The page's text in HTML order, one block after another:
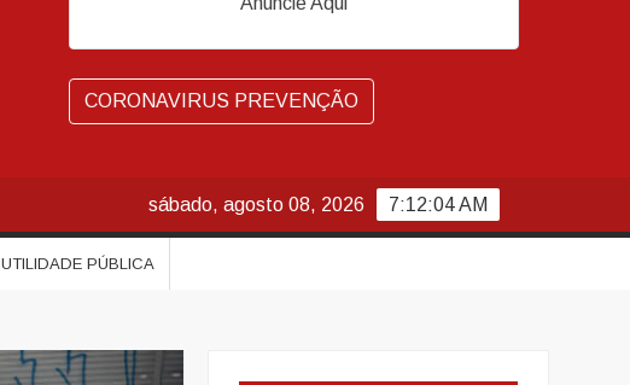
CORONAVIRUS PREVENÇÃO
7:12:05 AM
sábado, agosto 08, 2026
UTILIDADE PÚBLICA